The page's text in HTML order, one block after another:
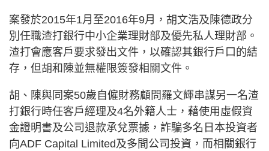
案發於2015年1月至2016年9月，胡文浩及陳德政分
別任職渣打銀行中小企業理財部及優先私人理財部。
渣打會應客戶要求發出文件，以確認其銀行戶口的結
存，但胡和陳並無權限簽發相關文件。
胡、陳與同案50歲自僱財務顧問羅文輝串謀另一名渣
打銀行時任客戶經理及4名外籍人士，藉使用虛假資
金證明書及公司退款承兌票據，詐騙多名日本投資者
向ADF Capital Limited及多間公司投資，而相關銀行